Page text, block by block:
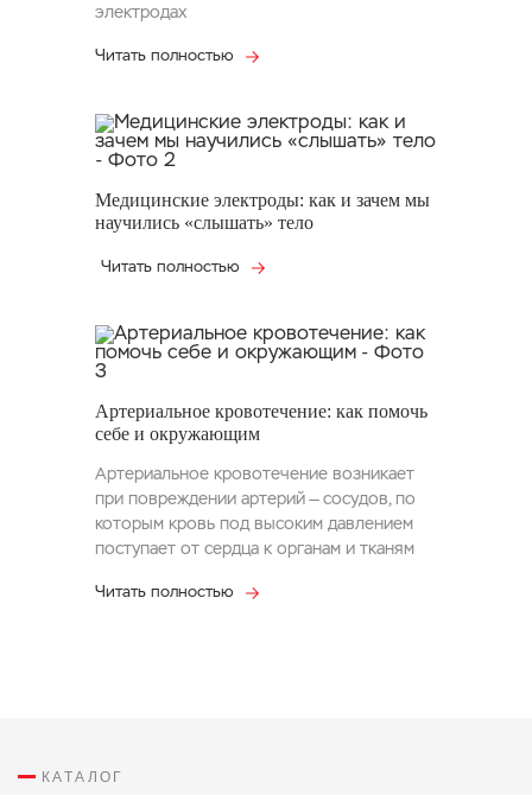
электродах
Читать полностью
Медицинские электроды: как и зачем мы
научились «слышать» тело
Читать полностью
Артериальное кровотечение: как помочь
себе и окружающим
Артериальное кровотечение возникает
при повреждении артерий — сосудов, по
которым кровь под высоким давлением
поступает от сердца к органам и тканям
Читать полностью
КАТАЛОГ